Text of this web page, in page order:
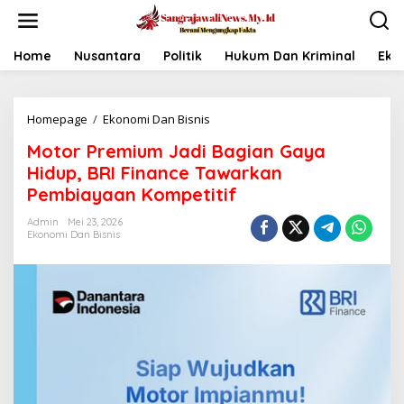
t
Home Nusantara Politik Hukum Dan Kriminal
Homepage / Ekonomi Dan Bisnis
t
o
r
P
i
i
B
a
Motor Premium Jadi Bagian Gaya
Hidup, BRI Finance Tawarkan
Pembiayaan Kompetitif
Admin
Mei 23, 2026
Ekonomi Dan Bisnis